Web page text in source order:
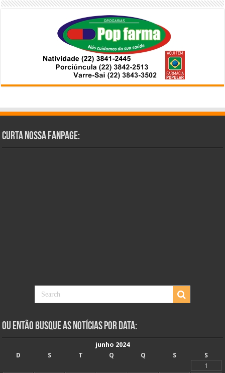
Curta Nossa Fanpage:
Ou Então Busque as Notícias Por Data:
junho 2024
D
S T Q Q S
S
1